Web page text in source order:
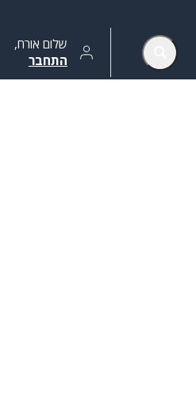
שלום אורח,
התחבר